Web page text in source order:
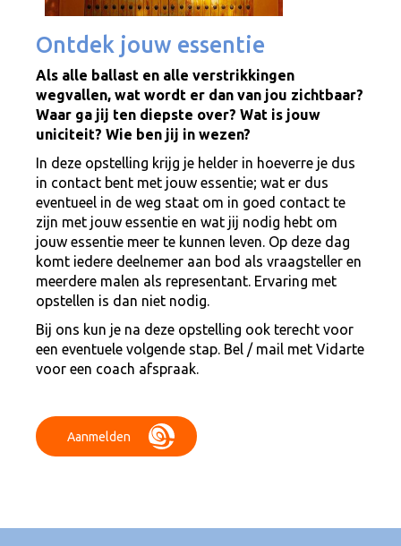
Ontdek jouw essentie
Als alle ballast en alle verstrikkingen
wegvallen, wat wordt er dan van jou zichtbaar?
Waar ga jij ten diepste over? Wat is jouw
uniciteit? Wie ben jij in wezen?
In deze opstelling krijg je helder in hoeverre je dus
in contact bent met jouw essentie; wat er dus
eventueel in de weg staat om in goed contact te
zijn met jouw essentie en wat jij nodig hebt om
jouw essentie meer te kunnen leven. Op deze dag
komt iedere deelnemer aan bod als vraagsteller en
meerdere malen als representant. Ervaring met
opstellen is dan niet nodig.
Bij ons kun je na deze opstelling ook terecht voor
een eventuele volgende stap. Bel / mail met Vidarte
voor een coach afspraak.
Aanmelden